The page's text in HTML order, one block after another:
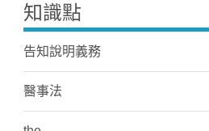
知識點
告知說明義務
醫事法